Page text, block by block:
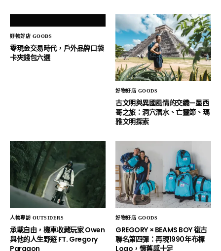
好物好店 GOODS
零現金交易時代，戶外品牌口袋
卡夾錢包六選
好物好店 GOODS
古文明與異國風情的交織—墨西
哥之旅：洞穴潛水、亡靈節、瑪
雅文明探索
人物專訪 OUTSIDERS
承載自由，機車收藏玩家 Owen
與他的人生野遊 FT. Gregory
Paragon
好物好店 GOODS
GREGORY × BEAMS BOY 復古
聯名第四彈：再現1990年布標
Logo，懷舊感十足